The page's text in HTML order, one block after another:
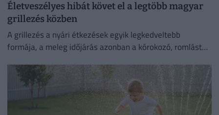
Életveszélyes hibát követ el a legtöbb magyar
grillezés közben
A grillezés a nyári étkezések egyik legkedveltebb
formája, a meleg időjárás azonban a kórokozó, romlást